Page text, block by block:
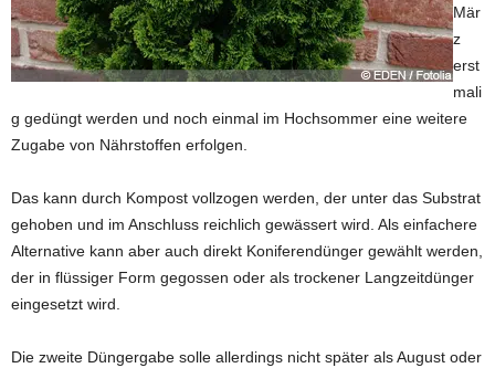
Mär
z
erst
mali
g gedüngt werden und noch einmal im Hochsommer eine weitere
Zugabe von Nährstoffen erfolgen.
Das kann durch Kompost vollzogen werden, der unter das Substrat
gehoben und im Anschluss reichlich gewässert wird. Als einfachere
Alternative kann aber auch direkt Koniferendünger gewählt werden,
der in flüssiger Form gegossen oder als trockener Langzeitdünger
eingesetzt wird.
Die zweite Düngergabe solle allerdings nicht später als August oder